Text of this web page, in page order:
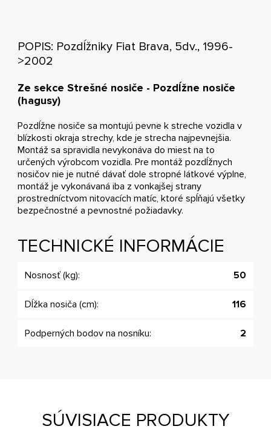
POPIS: Pozdĺžniky Fiat Brava, 5dv., 1996-
>2002
Ze sekce Strešné nosiče - Pozdĺžne nosiče
(hagusy)
Pozdĺžne nosiče sa montujú pevne k streche vozidla v
blízkosti okraja strechy, kde je strecha najpevnejšia.
Montáž sa spravidla nevykonáva do miest na to
určených výrobcom vozidla. Pre montáž pozdĺžnych
nosičov nie je nutné dávať dole stropné látkové výplne,
montáž je vykonávaná iba z vonkajšej strany
prostredníctvom nitovacích matíc, ktoré spĺňajú všetky
bezpečnostné a pevnostné požiadavky.
TECHNICKÉ INFORMÁCIE
Nosnosť (kg): 50
Dĺžka nosiča (cm): 116
Podperných bodov na nosníku: 2
SÚVISIACE PRODUKTY